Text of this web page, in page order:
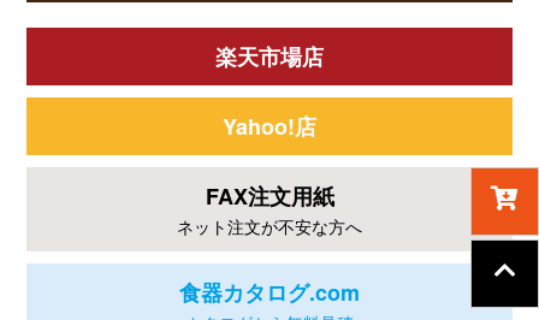
楽天市場店
Yahoo!店
FAX注文用紙
ネット注文が不安な方へ
食器カタログ.com